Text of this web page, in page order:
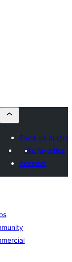
Enviá un plugin
Mis favoritos
Acceder